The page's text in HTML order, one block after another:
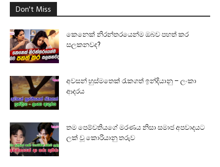
Don't Miss
කෙනෙක් නිරන්තරයෙන්ම ඔබව පහත් කර
සලකනවද?
අවසන් හුස්මතෙක් රැකගත් ඉන්දියානු – ලංකා
ආදරය
තම පෙම්වතියගේ මරණය නිසා සමාජ අපවාදයට
ලක් වූ කොරියානු තරුව